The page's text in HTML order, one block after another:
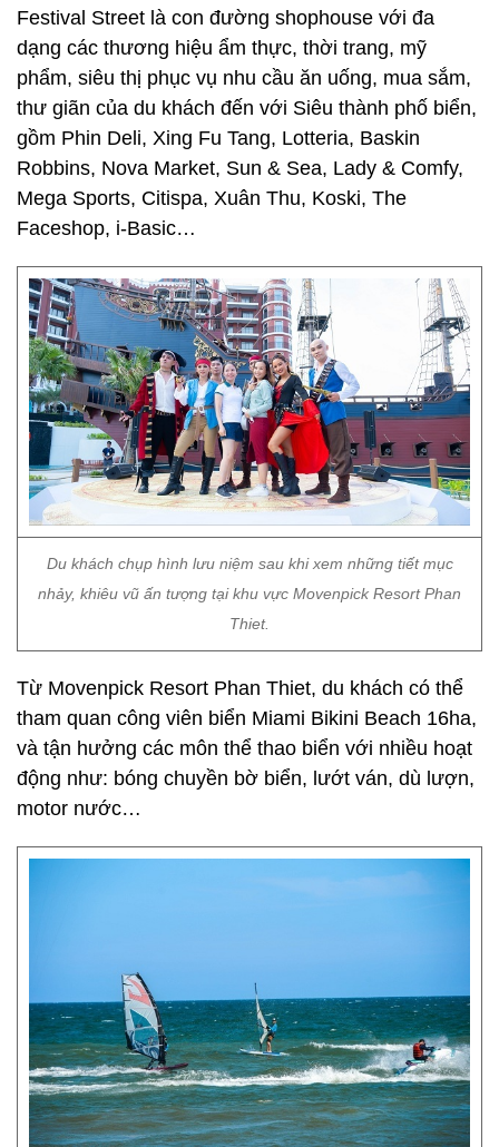
Festival Street là con đường shophouse với đa
dạng các thương hiệu ẩm thực, thời trang, mỹ
phẩm, siêu thị phục vụ nhu cầu ăn uống, mua sắm,
thư giãn của du khách đến với Siêu thành phố biển,
gồm Phin Deli, Xing Fu Tang, Lotteria, Baskin
Robbins, Nova Market, Sun & Sea, Lady & Comfy,
Mega Sports, Citispa, Xuân Thu, Koski, The
Faceshop, i-Basic…
Du khách chụp hình lưu niệm sau khi xem những tiết mục
nhảy, khiêu vũ ấn tượng tại khu vực Movenpick Resort Phan
Thiet.
Từ Movenpick Resort Phan Thiet, du khách có thể
tham quan công viên biển Miami Bikini Beach 16ha,
và tận hưởng các môn thể thao biển với nhiều hoạt
động như: bóng chuyền bờ biển, lướt ván, dù lượn,
motor nước…